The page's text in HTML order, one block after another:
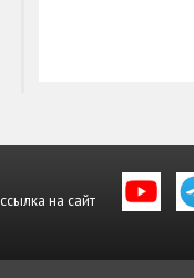
на сайт